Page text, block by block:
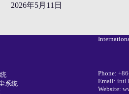
2026年5月11日
系统
Phone:
Email:
Website: